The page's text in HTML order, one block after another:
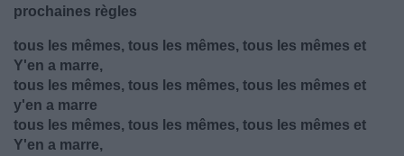
prochaines règles
tous les mêmes, tous les mêmes, tous les mêmes et
Y'en a marre,
tous les mêmes, tous les mêmes, tous les mêmes et
y'en a marre
tous les mêmes, tous les mêmes, tous les mêmes et
Y'en a marre,